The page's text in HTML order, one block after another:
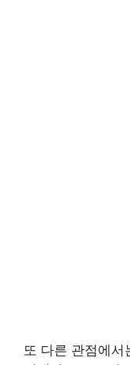
또 다른 관점에서